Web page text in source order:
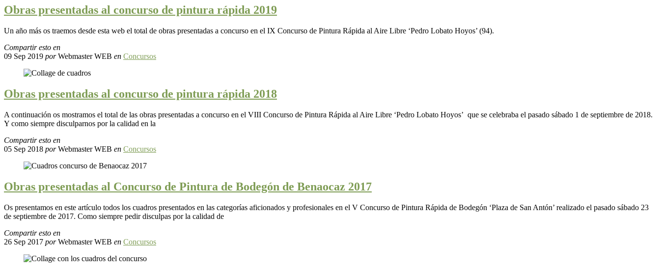
Obras presentadas al concurso de pintura rápida 2019
Un año más os traemos desde esta web el total de obras presentadas a concurso en el IX Concurso de Pintura Rápida al Aire Libre ‘Pedro Lobato Hoyos’ (94).
Compartir esto en
09 Sep 2019 porWebmaster WEB en Concursos
Obras presentadas al concurso de pintura rápida 2018
A continuación os mostramos el total de las obras presentadas a concurso en el VIII Concurso de Pintura Rápida al Aire Libre ‘Pedro Lobato Hoyos’ que se celebraba el pasado sábado 1 de septiembre de 2018.
Y como siempre disculparnos por la calidad en la
Compartir esto en
05 Sep 2018 porWebmaster WEB en Concursos
Obras presentadas al Concurso de Pintura de Bodegón de Benaocaz 2017
Os presentamos en este artículo todos los cuadros presentados en las categorías aficionados y profesionales en el V Concurso de Pintura Rápida de Bodegón ‘Plaza de San Antón’ realizado el pasado sábado 23
de septiembre de 2017. Como siempre pedir disculpas por la calidad de
Compartir esto en
26 Sep 2017 porWebmaster WEB en Concursos